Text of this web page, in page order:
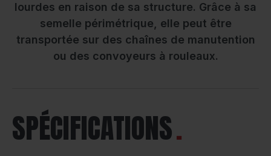
lourdes en raison de sa structure. Grâce à sa
semelle périmétrique, elle peut être
transportée sur des chaînes de manutention
ou des convoyeurs à rouleaux.
SPÉCIFICATIONS